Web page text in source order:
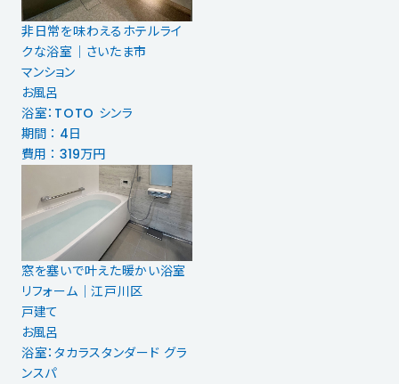
非日常を味わえるホテルライ
クな浴室｜さいたま市
マンション
お風呂
浴室：TOTO シンラ
期間 ： 4日
費用 ： 319万円
窓を塞いで叶えた暖かい浴室
リフォーム｜江戸川区
戸建て
お風呂
浴室：タカラスタンダード グラ
ンスパ